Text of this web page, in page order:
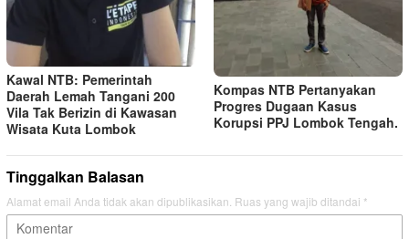
Kawal NTB: Pemerintah
Daerah Lemah Tangani 200
Vila Tak Berizin di Kawasan
Wisata Kuta Lombok
Kompas NTB Pertanyakan
Progres Dugaan Kasus
Korupsi PPJ Lombok Tengah.
Tinggalkan Balasan
Alamat email Anda tidak akan dipublikasikan. Ruas yang wajib ditandai *